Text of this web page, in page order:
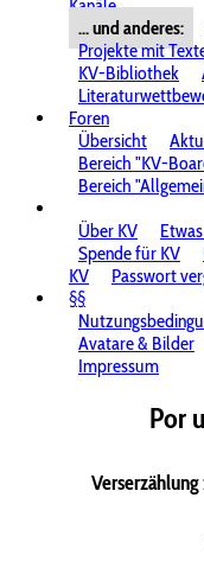
Kanäle
... und anderes:
Projekte mit
KV-Bibliothek
Foren
Übersicht
Bereich "KV-
Bereich
Über KV
Spende für KV
KV
Passwort
§§
Avatare & Bilder
Impressum
Por